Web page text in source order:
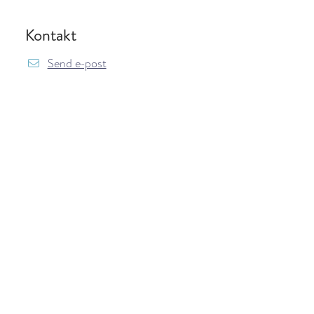
Kontakt
Send e-post